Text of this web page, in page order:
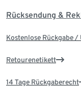
Rücksendung &
Kostenlose Rückgabe /
Retourenetikett
14 Tage Rückgaberecht